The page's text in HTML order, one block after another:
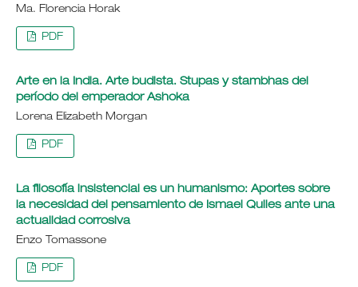
Ma. Florencia Horak
PDF
Arte en la India. Arte budista. Stupas y stambhas del
período del emperador Ashoka
Lorena Elizabeth Morgan
PDF
La filosofía insistencial es un humanismo: Aportes sobre
la necesidad del pensamiento de Ismael Quiles ante una
actualidad corrosiva
Enzo Tomassone
PDF